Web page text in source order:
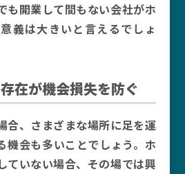
も開業して間もない会社がホ
義は大きいと言えるでしょ
在が機会損失を防ぐ
合、さまざまな場所に足を運
機会も多いことでしょう。ホ
ていない場合、その場では興